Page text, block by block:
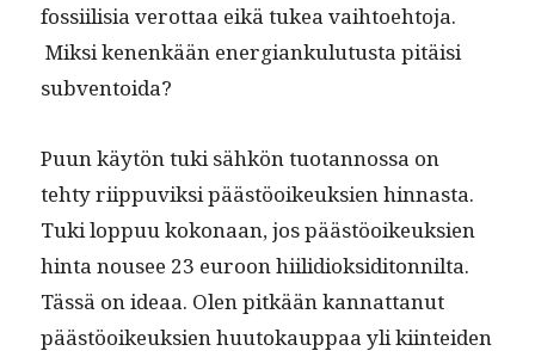
fos­si­il­isia verot­taa eikä tukea vai­h­toe­hto­ja.
Mik­si kenenkään ener­gianku­lu­tus­ta pitäisi
subventoida?
Puun käytön tuki sähkön tuotan­nos­sa on
tehty riip­pu­viksi päästöoikeuk­sien hin­nas­ta.
Tuki lop­puu kokon­aan, jos päästöoikeuk­sien
hin­ta nousee 23 euroon hiilid­iok­sidi­ton­nil­ta.
Tässä on ideaa. Olen pitkään kan­nat­tanut
päästöoikeuk­sien huu­tokaup­paa yli kiin­tei­den